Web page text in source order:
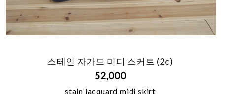
스테인 자가드 미디 스커트 (2c)
52,000
stain jacquard midi skirt